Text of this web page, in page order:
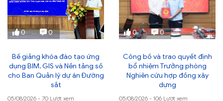
0 0
Bế giảng khóa đào tạo ứng
dụng BIM, GIS và Nền tảng số
cho Ban Quản lý dự án Đường
sắt
05/08/2026 - 70 Lượt xem
0 0
Công bố và trao quyết định
bổ nhiệm Trưởng phòng
Nghiên cứu hợp đồng xây
dựng
05/08/2026 - 106 Lượt xem